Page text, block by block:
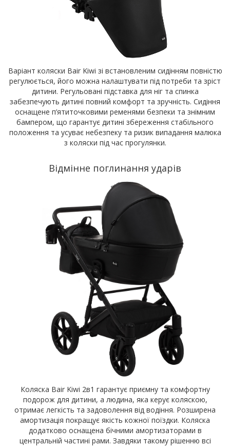
Варіант коляски Bair Kiwi зі встановленим сидінням повністю
регулюється, його можна налаштувати під потреби та зріст
дитини. Регульовані підставка для ніг та спинка
забезпечують дитині повний комфорт та зручність. Сидіння
оснащене п’ятиточковими ременями безпеки та знімним
бампером, що гарантує дитині збереження стабільного
положення та усуває небезпеку та ризик випадання малюка
з коляски під час прогулянки.
Відмінне поглинання ударів
Коляска Bair Kiwi 2в1 гарантує приємну та комфортну
подорож для дитини, а людина, яка керує коляскою,
отримає легкість та задоволення від водіння. Розширена
амортизація покращує якість кожної поїздки. Коляска
додатково оснащена бічними амортизаторами в
центральній частині рами. Завдяки такому рішенню всі